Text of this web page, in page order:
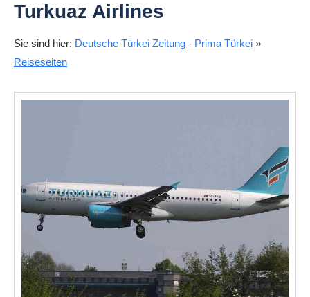
Turkuaz Airlines
Sie sind hier: Deutsche Türkei Zeitung - Prima Türkei »
Reiseseiten